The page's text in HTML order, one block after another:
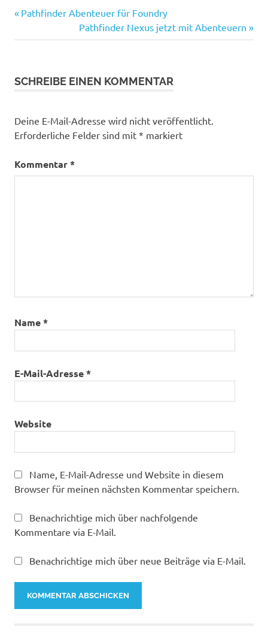
Beitragsnavigation
Vorheriger
Pathfinder Abenteuer für Foundry
Nächster
Beitrag:
Pathfinder Nexus jetzt mit Abenteuern
SCHREIBE EINEN KOMMENTAR
Deine E-Mail-Adresse wird nicht veröffentlicht.
Erforderliche Felder sind mit * markiert
Kommentar*
Name*
E-Mail-Adresse*
Website
Name, E-Mail-Adresse und Website in diesem
Browser für meinen nächsten Kommentar speichern.
Benachrichtige mich über nachfolgende
Kommentare via E-Mail.
Benachrichtige mich über neue Beiträge via E-Mail.